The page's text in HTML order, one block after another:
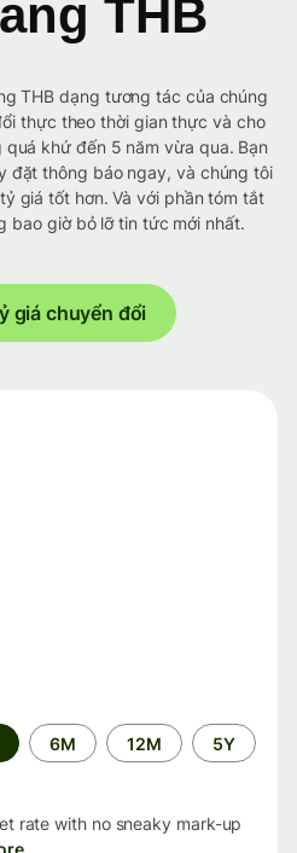
THB
THB dạng tương tác của chúng
thực theo thời gian thực và cho
khứ đến 5 năm vừa qua. Bạn
đặt thông báo ngay, và chúng tôi
giá tốt hơn. Và với phần tóm tắt
bao giờ bỏ lỡ tin tức mới nhất.
giá chuyển đổi
6M 12M 5Y
rate with no sneaky mark-up